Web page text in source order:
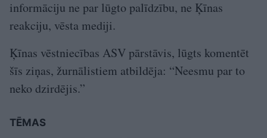
informāciju ne par lūgto palīdzību, ne Ķīnas
reakciju, vēsta mediji.
Ķīnas vēstniecības ASV pārstāvis, lūgts komentēt
šīs ziņas, žurnālistiem atbildēja: “Neesmu par to
neko dzirdējis.”
TĒMAS